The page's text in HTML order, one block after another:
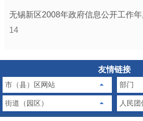
无锡新区2008年政府信息公开工作
14
友情链接
市（县）区网站 部门
街道（园区） 人民团